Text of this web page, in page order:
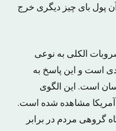
پول بای چیز دیگری خرج
الکلی به نوعی
است و این پاسخ به
است. این الگوی
آمریکا مشاهده شده است.
گروهی مردم در برابر